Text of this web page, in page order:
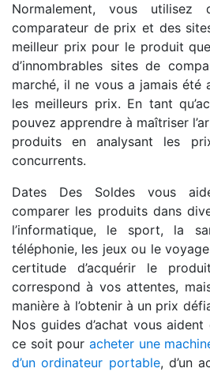
Normalement, vous utilisez
comparateur de prix et des
meilleur prix pour le produit
d’innombrables sites de
marché, il ne vous a jamais été
les meilleurs prix. En tant
pouvez apprendre à maîtriser
produits en analysant les
concurrents.
Dates Des Soldes vous
comparer les produits dans
l’informatique, le sport, la
téléphonie, les jeux ou le
certitude d’acquérir le
correspond à vos attentes,
manière à l’obtenir à un prix
Nos guides d’achat vous
ce soit pour acheter une
d’un ordinateur portable, d’un